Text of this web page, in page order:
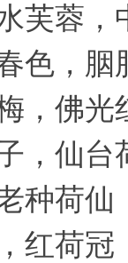
芙蓉
色，
，佛
，仙
种荷
红荷